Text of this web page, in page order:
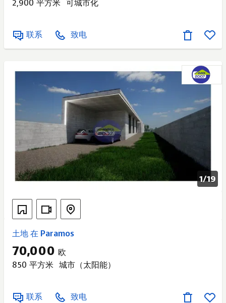
2,900 平方米 可城市化
联系 致电
1/19
土地 在 Paramos
70,000 欧
850 平方米 城市（太阳能）
联系 致电